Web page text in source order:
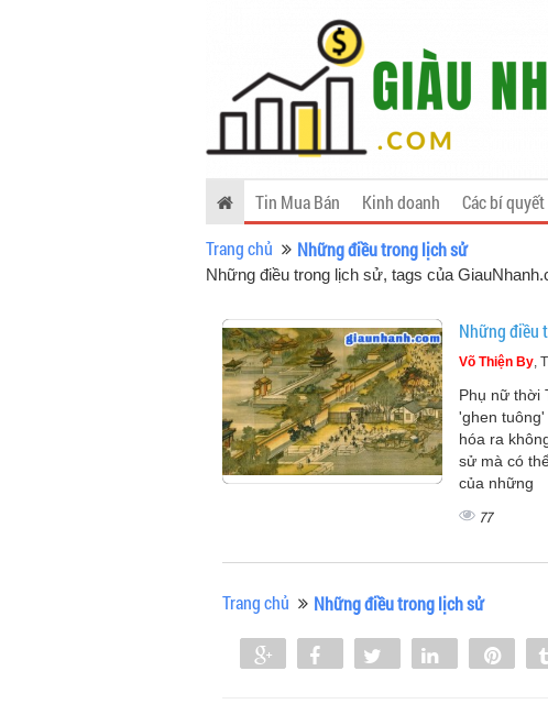
Tin Mua Bán Kinh doanh Các bí quyết
Trang chủ
Những điều trong lịch sử
Những điều trong lịch sử, tags của
Những điều
Võ Thiện By,
Phụ nữ thời
'ghen
hóa ra
sử mà có
của những
77
Trang chủ Những điều trong lịch sử
Share Share Tweet Share